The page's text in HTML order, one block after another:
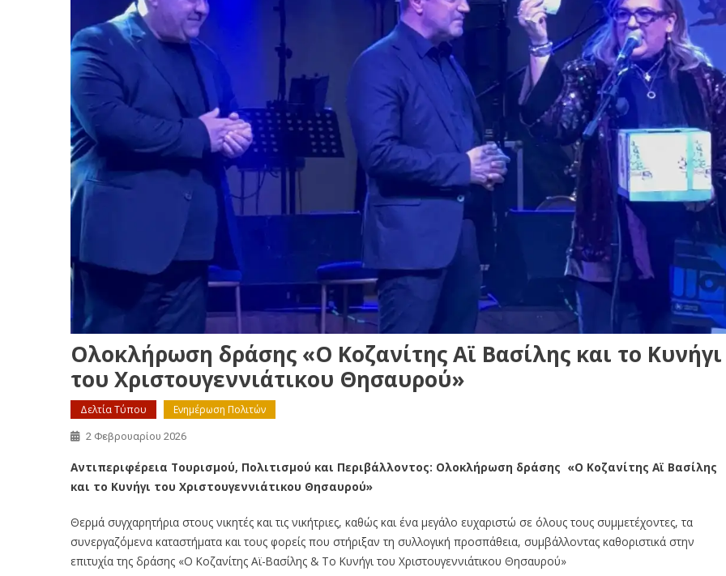
Ολοκλήρωση δράσης «Ο Κοζανίτης Αϊ Βασίλης και το Κυνήγι
του Χριστουγεννιάτικου Θησαυρού»
Δελτία Τύπου Ενημέρωση Πολιτών
2 Φεβρουαρίου 2026
Αντιπεριφέρεια Τουρισμού, Πολιτισμού και Περιβάλλοντος: Ολοκλήρωση δράσης «Ο Κοζανίτης Αϊ Βασίλης
και το Κυνήγι του Χριστουγεννιάτικου Θησαυρού»
Θερμά συγχαρητήρια στους νικητές και τις νικήτριες, καθώς και ένα μεγάλο ευχαριστώ σε όλους τους συμμετέχοντες, τα
συνεργαζόμενα καταστήματα και τους φορείς που στήριξαν τη συλλογική προσπάθεια, συμβάλλοντας καθοριστικά στην
επιτυχία της δράσης «Ο Κοζανίτης Αϊ-Βασίλης & Το Κυνήγι του Χριστουγεννιάτικου Θησαυρού»